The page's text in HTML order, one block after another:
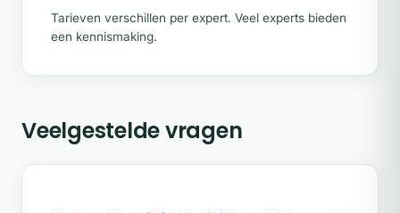
Tarieven verschillen per expert. Veel experts bieden
een kennismaking.
Veelgestelde vragen